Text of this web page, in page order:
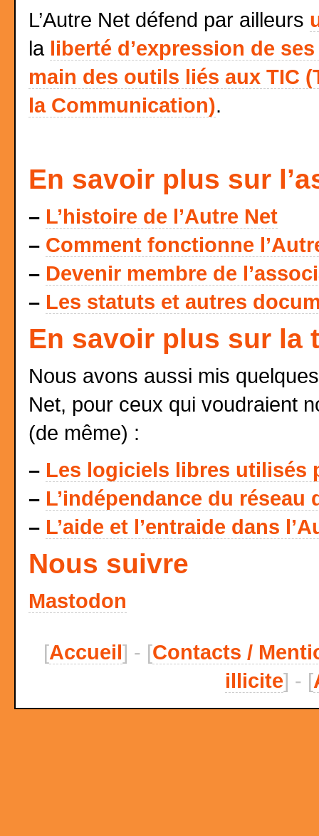
L’Autre Net défend par ailleurs
la liberté d’expression de
main des outils liés aux TIC
la Communication).
En savoir plus sur
– L’histoire de l’Autre Net
– Comment fonctionne
– Devenir membre de
– Les statuts et autres
En savoir plus sur la
Nous avons aussi mis
Net, pour ceux qui voudraient
(de même) :
– Les logiciels libres utilisés
– L’indépendance du réseau
– L’aide et l’entraide dans
Nous suivre
Mastodon
[Accueil] - [Contacts /
illicite] - [